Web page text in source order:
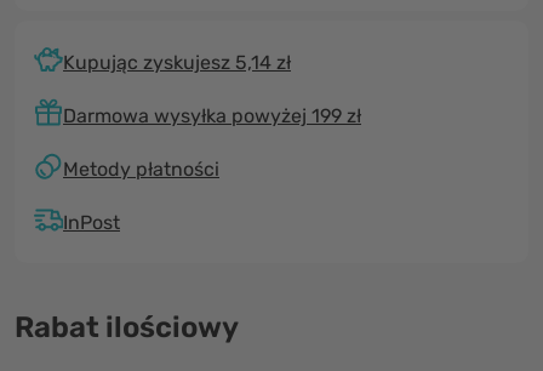
Kupując zyskujesz 5,14 zł
Darmowa wysyłka powyżej 199 zł
Metody płatności
InPost
Rabat ilościowy